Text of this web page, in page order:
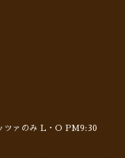
ァのみ L・O PM9:30